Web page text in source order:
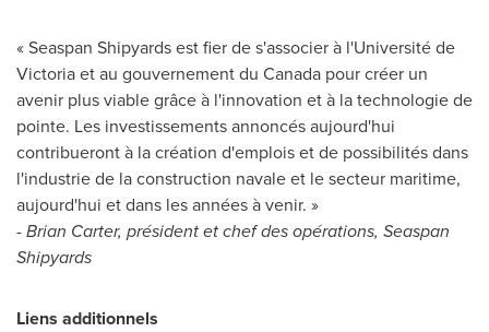
« Seaspan Shipyards est fier de s'associer à l'Université de
Victoriaet au gouvernement du Canada pour créer un
avenir plus viable grâce à l'innovation et à la technologie de
pointe. Les investissements annoncés aujourd'hui
contribueront à la création d'emplois et de possibilités dans
l'industrie de la construction navale et le secteur maritime,
aujourd'hui et dans les années à venir. »
-Brian Carter, président et chef des opérations, Seaspan
Shipyards
Liens additionnels